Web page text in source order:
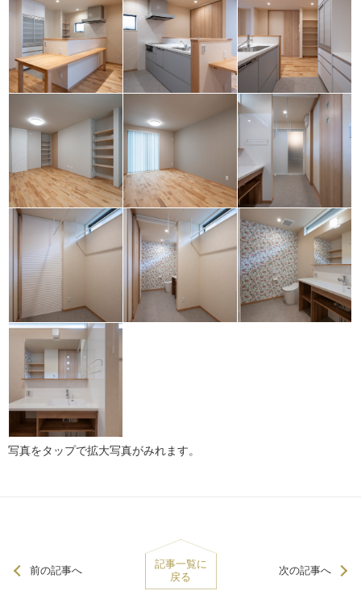
写真をタップで拡大写真がみれます。
前の記事へ
記事一覧に
戻る
次の記事へ